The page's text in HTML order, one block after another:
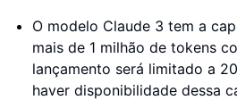
O modelo Claude 3 tem a
mais de 1 milhão de tokens
lançamento será limitado a
haver disponibilidade dessa